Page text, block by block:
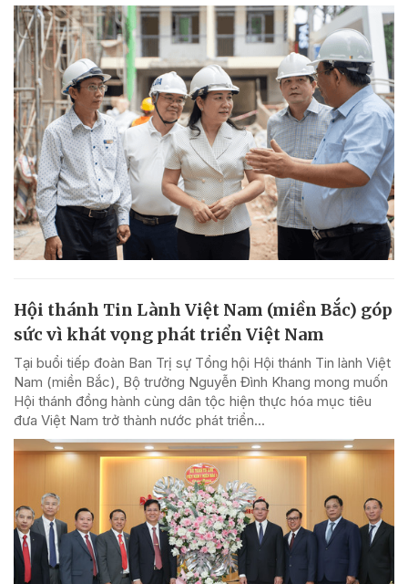
Hội thánh Tin Lành Việt Nam (miền Bắc) góp
sức vì khát vọng phát triển Việt Nam
Tại buổi tiếp đoàn Ban Trị sự Tổng hội Hội thánh Tin lành Việt
Nam (miền Bắc), Bộ trưởng Nguyễn Đình Khang mong muốn
Hội thánh đồng hành cùng dân tộc hiện thực hóa mục tiêu
đưa Việt Nam trở thành nước phát triển...